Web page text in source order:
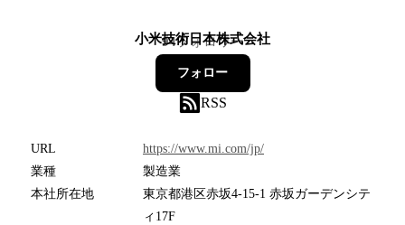
小米技術日本株式会社
94フォロワー
フォロー
RSS
URL
https://www.mi.com/jp/
業種
製造業
本社所在地
東京都港区赤坂4-15-1 赤坂ガーデンシテ
ィ17F